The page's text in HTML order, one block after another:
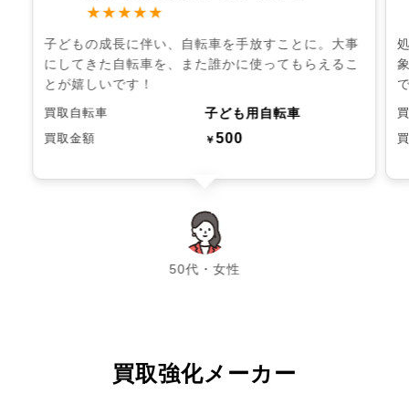
★★★★★
子どもの成長に伴い、自転車を手放すことに。大事
にしてきた自転車を、また誰かに使ってもらえるこ
とが嬉しいです！
買取自転車 子ども用自転車
買取金額 ￥500
50代・女性
chevron_left chevron_right
買取強化メーカー